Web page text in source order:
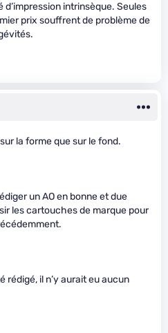
intrinsèque. Seules
prix souffrent de problème de
la forme que sur le fond.
un AO en bonne et due
les cartouches de marque pour
rédigé, il n’y aurait eu aucun